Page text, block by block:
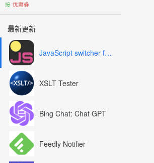
接 优惠券
最新更新
JavaScript switcher for SEO and development
XSLT Tester
Bing Chat: Chat GPT
Feedly Notifier